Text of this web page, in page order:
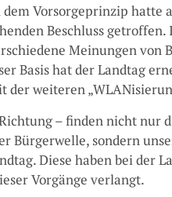
Vorsorgeprinzip hatte
Beschluss getroffen.
Meinungen von
Basis hat der Landtag
der weiteren
– finden nicht nur
Bürgerwelle, sondern
Diese haben bei der
Vorgänge verlangt.